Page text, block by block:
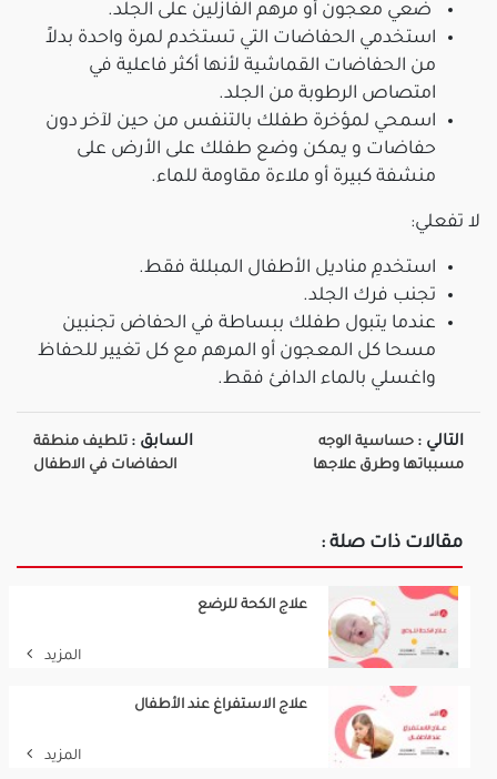
ضعي معجون أو مرهم الفازلين على الجلد.
استخدمي الحفاضات التي تستخدم لمرة واحدة بدلاً
من الحفاضات القماشية لأنها أكثر فاعلية في
امتصاص الرطوبة من الجلد.
اسمحي لمؤخرة طفلك بالتنفس من حين لآخر دون
حفاضات و يمكن وضع طفلك على الأرض على
منشفة كبيرة أو ملاءة مقاومة للماء.
لا تفعلي:
استخدمِ مناديل الأطفال المبللة فقط.
تجنب فرك الجلد.
عندما يتبول طفلك ببساطة في الحفاض تجنبين
مسحا كل المعجون أو المرهم مع كل تغيير للحفاظ
واغسلي بالماء الدافئ فقط.
التالي : حساسية الوجه
مسبباتها وطرق علاجها
السابق : تلطيف منطقة
الحفاضات في الاطفال
مقالات ذات صلة :
علاج الكحة للرضع
المزيد
علاج الاستفراغ عند الأطفال
المزيد